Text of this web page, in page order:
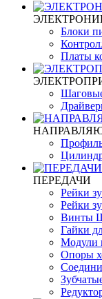
Блоки
Платы
ПЕРЕДАЧИ
Рейки
Рейки
Винты
Гайки
Модули
Опоры